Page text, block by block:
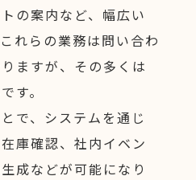
の案内など、幅広い
れらの業務は問い合わ
ますが、その多くは
す。
で、システムを通じ
庫確認、社内イベン
成などが可能になり